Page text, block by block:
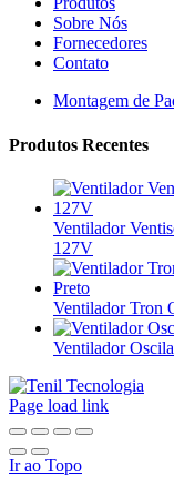
Sobre Nós
Fornecedores
Contato
Montagem de
Produtos Recentes
Ventilador
127V
Ventilador Tron
Ventilador
Page load link
Ir ao Topo